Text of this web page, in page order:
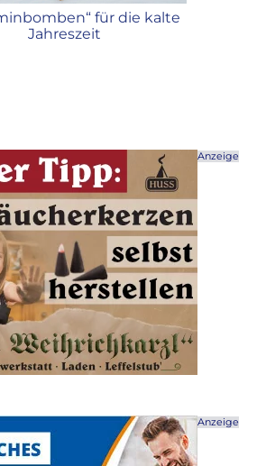
für die kalte
Jahreszeit
Anzeige
Anzeige